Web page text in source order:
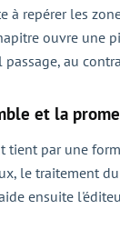
à repérer les
ouvre une
au
et la
tient par une
le traitement
ensuite